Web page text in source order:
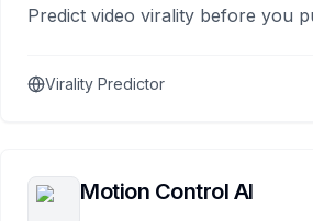
Predict video virality before you
Virality Predictor
Motion Control AI